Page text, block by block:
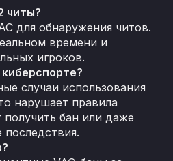
читы?
для обнаружения читов.
времени и
игроков.
случаи использования
нарушает правила
получить бан или даже